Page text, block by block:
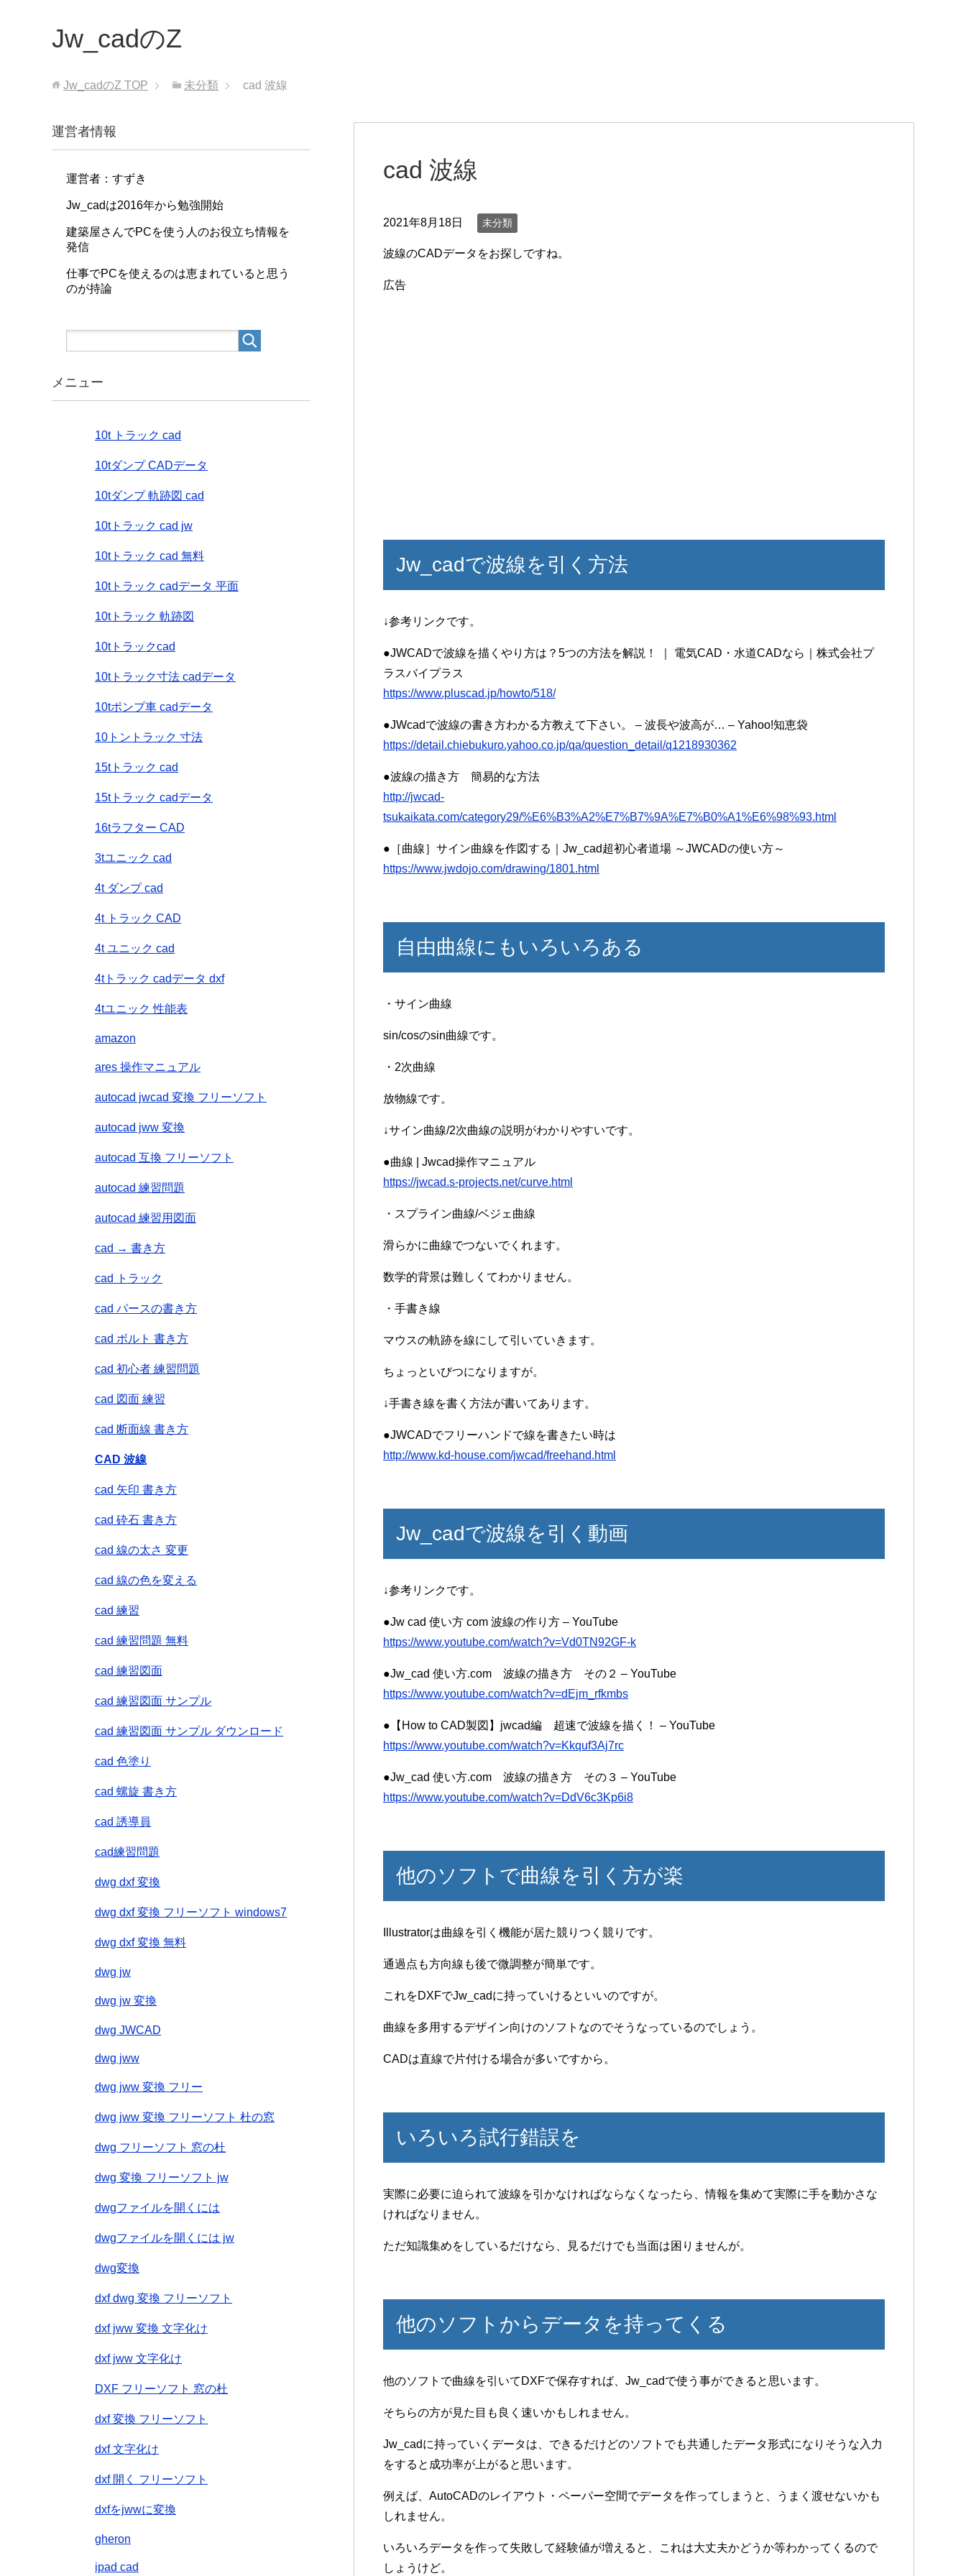
Jw_cadのZ
Jw_cadのZ TOP 未分類 cad 波線
cad 波線
2021年8月18日 未分類
波線のCADデータをお探しですね。
広告
Jw_cadで波線を引く方法
↓参考リンクです。
●JWCADで波線を描くやり方は？5つの方法を解説！ ｜ 電気CAD・水道CADなら｜株式会社プ
ラスバイプラス
https://www.pluscad.jp/howto/518/
●JWcadで波線の書き方わかる方教えて下さい。 – 波長や波高が… – Yahoo!知恵袋
https://detail.chiebukuro.yahoo.co.jp/qa/question_detail/q1218930362
●波線の描き方 簡易的な方法
http://jwcad-
tsukaikata.com/category29/%E6%B3%A2%E7%B7%9A%E7%B0%A1%E6%98%93.html
●［曲線］サイン曲線を作図する｜Jw_cad超初心者道場 ～JWCADの使い方～
https://www.jwdojo.com/drawing/1801.html
自由曲線にもいろいろある
・サイン曲線
sin/cosのsin曲線です。
・2次曲線
放物線です。
↓サイン曲線/2次曲線の説明がわかりやすいです。
●曲線 | Jwcad操作マニュアル
https://jwcad.s-projects.net/curve.html
・スプライン曲線/ベジェ曲線
滑らかに曲線でつないでくれます。
数学的背景は難しくてわかりません。
・手書き線
マウスの軌跡を線にして引いていきます。
ちょっといびつになりますが。
↓手書き線を書く方法が書いてあります。
●JWCADでフリーハンドで線を書きたい時は
http://www.kd-house.com/jwcad/freehand.html
Jw_cadで波線を引く動画
↓参考リンクです。
●Jw cad 使い方 com 波線の作り方 – YouTube
https://www.youtube.com/watch?v=Vd0TN92GF-k
●Jw_cad 使い方.com 波線の描き方 その２ – YouTube
https://www.youtube.com/watch?v=dEjm_rfkmbs
●【How to CAD製図】jwcad編 超速で波線を描く！ – YouTube
https://www.youtube.com/watch?v=Kkquf3Aj7rc
●Jw_cad 使い方.com 波線の描き方 その３ – YouTube
https://www.youtube.com/watch?v=DdV6c3Kp6i8
他のソフトで曲線を引く方が楽
Illustratorは曲線を引く機能が居た競りつく競りです。
通過点も方向線も後で微調整が簡単です。
これをDXFでJw_cadに持っていけるといいのですが。
曲線を多用するデザイン向けのソフトなのでそうなっているのでしょう。
CADは直線で片付ける場合が多いですから。
いろいろ試行錯誤を
実際に必要に迫られて波線を引かなければならなくなったら、情報を集めて実際に手を動かさな
ければなりません。
ただ知識集めをしているだけなら、見るだけでも当面は困りませんが。
他のソフトからデータを持ってくる
他のソフトで曲線を引いてDXFで保存すれば、Jw_cadで使う事ができると思います。
そちらの方が見た目も良く速いかもしれません。
Jw_cadに持っていくデータは、できるだけどのソフトでも共通したデータ形式になりそうな入力
をすると成功率が上がると思います。
例えば、AutoCADのレイアウト・ペーパー空間でデータを作ってしまうと、うまく渡せないかも
しれません。
いろいろデータを作って失敗して経験値が増えると、これは大丈夫かどうか等わかってくるので
しょうけど。
運営者情報
運営者：すずき
Jw_cadは2016年から勉強開始
建築屋さんでPCを使う人のお役立ち情報を
発信
仕事でPCを使えるのは恵まれていると思う
のが持論
メニュー
10t トラック cad
10tダンプ CADデータ
10tダンプ 軌跡図 cad
10tトラック cad jw
10tトラック cad 無料
10tトラック cadデータ 平面
10tトラック 軌跡図
10tトラックcad
10tトラック寸法 cadデータ
10tポンプ車 cadデータ
10トントラック 寸法
15tトラック cad
15tトラック cadデータ
16tラフター CAD
3tユニック cad
4t ダンプ cad
4t トラック CAD
4t ユニック cad
4tトラック cadデータ dxf
4tユニック 性能表
amazon
ares 操作マニュアル
autocad jwcad 変換 フリーソフト
autocad jww 変換
autocad 互換 フリーソフト
autocad 練習問題
autocad 練習用図面
cad → 書き方
cad トラック
cad パースの書き方
cad ボルト 書き方
cad 初心者 練習問題
cad 図面 練習
cad 断面線 書き方
CAD 波線
cad 矢印 書き方
cad 砕石 書き方
cad 線の太さ 変更
cad 線の色を変える
cad 練習
cad 練習問題 無料
cad 練習図面
cad 練習図面 サンプル
cad 練習図面 サンプル ダウンロード
cad 色塗り
cad 螺旋 書き方
cad 誘導員
cad練習問題
dwg dxf 変換
dwg dxf 変換 フリーソフト windows7
dwg dxf 変換 無料
dwg jw
dwg jw 変換
dwg JWCAD
dwg jww
dwg jww 変換 フリー
dwg jww 変換 フリーソフト 杜の窓
dwg フリーソフト 窓の杜
dwg 変換 フリーソフト jw
dwgファイルを開くには
dwgファイルを開くには jw
dwg変換
dxf dwg 変換 フリーソフト
dxf jww 変換 文字化け
dxf jww 文字化け
DXF フリーソフト 窓の杜
dxf 変換 フリーソフト
dxf 文字化け
dxf 開く フリーソフト
dxfをjwwに変換
gheron
ipad cad